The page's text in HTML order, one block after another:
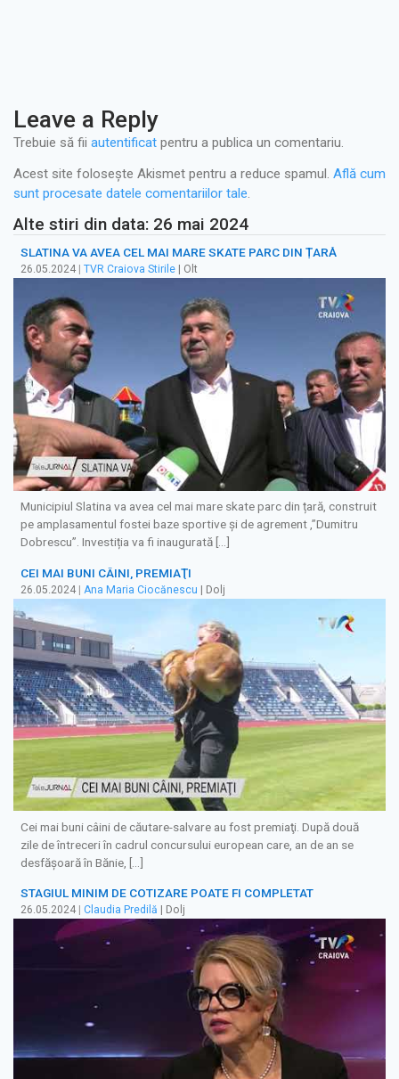
Leave a Reply
Trebuie să fii autentificat pentru a publica un comentariu.
Acest site folosește Akismet pentru a reduce spamul. Află cum
sunt procesate datele comentariilor tale.
Alte stiri din data: 26 mai 2024
SLATINA VA AVEA CEL MAI MARE SKATE PARC DIN ȚARĂ
26.05.2024 TVR Craiova Stirile | Olt
Municipiul Slatina va avea cel mai mare skate parc din țară, construit
pe amplasamentul fostei baze sportive și de agrement ,”Dumitru
Dobrescu”. Investiția va fi inaugurată […]
CEI MAI BUNI CÂINI, PREMIAŢI
26.05.2024 | Ana Maria Ciocănescu | Dolj
Cei mai buni câini de căutare-salvare au fost premiaţi. După două
zile de întreceri în cadrul concursului european care, an de an se
desfăşoară în Bănie, […]
STAGIUL MINIM DE COTIZARE POATE FI COMPLETAT
26.05.2024 Claudia Predilă | Dolj